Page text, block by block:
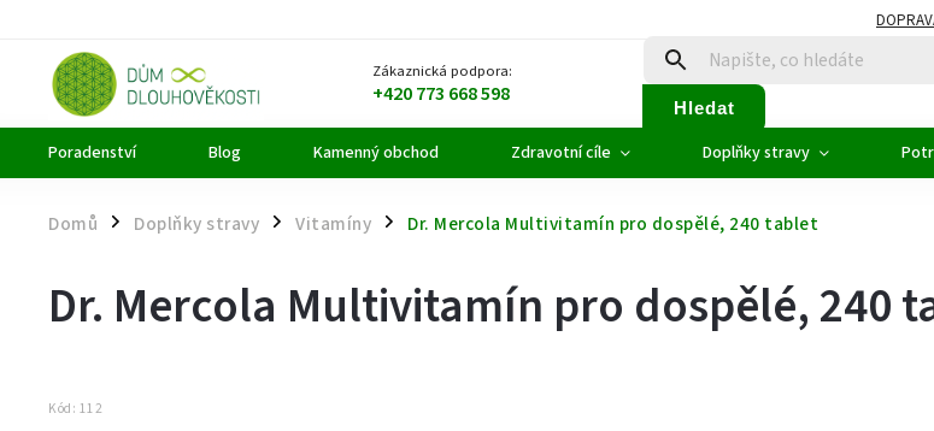
Zákaznická podpora:
+420 773 668 598 Hledat
Poradenství Blog Kamenný obchod Zdravotní cíle Doplňky stravy
Domů / Doplňky stravy / Vitamíny / Dr. Mercola Multivitamín pro dospělé, 240 tablet
Dr. Mercola Multivitamín pro dospělé, 240
Kód: 112